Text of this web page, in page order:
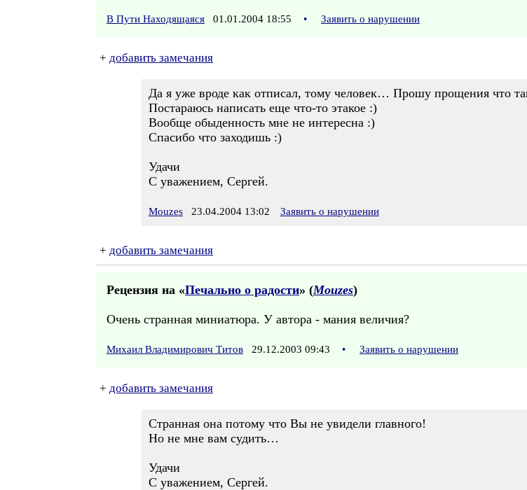
В Пути Находящаяся 01.01.2004 18:55 • Заявить о нарушении
+ добавить замечания
Да я уже вроде как отписал, тому человек… Прошу прощения что
Постараюсь написать еще что-то этакое :)
Вообще обыденность мне не интересна :)
Спасибо что заходишь :)
Удачи
С уважением, Сергей.
Mouzes 23.04.2004 13:02 Заявить о нарушении
+ добавить замечания
Рецензия на «Печально о радости» (Mouzes)
Очень странная миниатюра. У автора - мания величия?
Михаил Владимирович Титов 29.12.2003 09:43 • Заявить о нарушении
+ добавить замечания
Странная она потому что Вы не увидели главного!
Но не мне вам судить…
Удачи
С уважением, Сергей.